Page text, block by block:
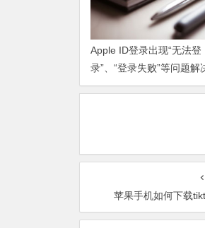
Apple ID登录出现“无法登
录”、“登录失败”等问题解
方法
苹果手机如何下载